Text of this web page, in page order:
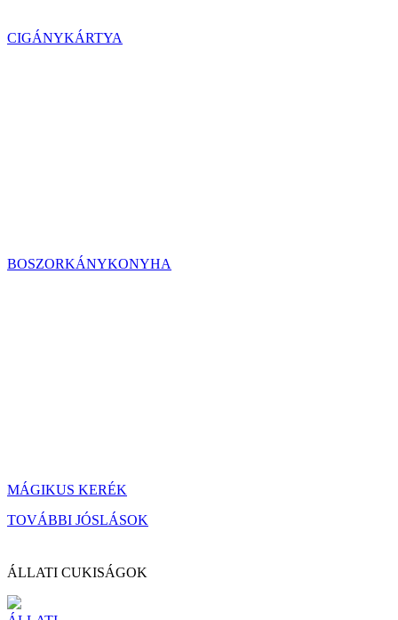
CIGÁNYKÁRTYA
BOSZORKÁNYKONYHA
MÁGIKUS KERÉK
TOVÁBBI JÓSLÁSOK
ÁLLATI CUKISÁGOK